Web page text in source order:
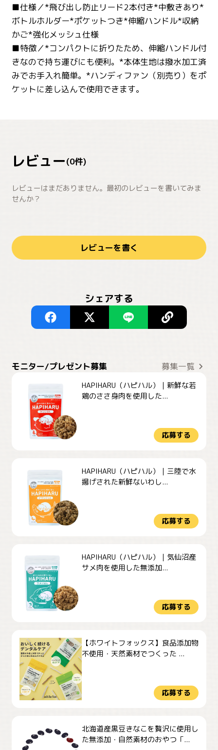
■仕様／*飛び出し防止リード2本付き*中敷きあり*
ボトルホルダー*ポケットつき*伸縮ハンドル*収納
かご*強化メッシュ仕様
■特徴／*コンパクトに折りたため、伸縮ハンドル付
きなので持ち運びにも便利。*本体生地は撥水加工済
みでお手入れ簡単。*ハンディファン（別売り）をポ
ケットに差し込んで使用できます。
レビュー(0件)
レビューはまだありません。最初のレビューを書いてみま
せんか？
レビューを書く
シェアする
モニター/プレゼント募集 募集一覧
HAPIHARU（ハピハル）｜新鮮な若
鶏のささ身肉を使用した...
応募する
HAPIHARU（ハピハル）｜三陸で水
揚げされた新鮮ないわし...
応募する
HAPIHARU（ハピハル）｜気仙沼産
サメ肉を使用した無添加...
応募する
【ホワイトフォックス】食品添加物
不使用・天然素材でつくった ...
応募する
北海道産黒豆きなこを贅沢に使用し
た無添加・自然素材のおやつ「...